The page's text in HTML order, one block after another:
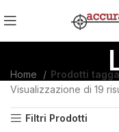
Home
Prodotti
Visualizzazione di 19
Filtri Prodotti